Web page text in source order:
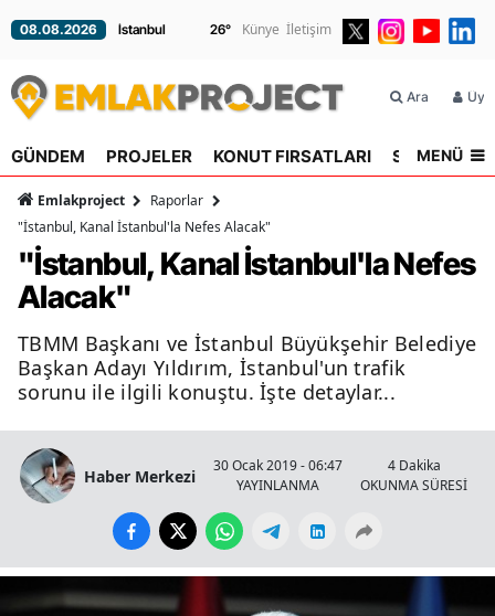
08.08.2026 26° Künye İletişim
Ara
GÜNDEM PROJELER KONUT FIRSATLARI SEKTÖR
MENÜ
Emlakproject
Raporlar
"İstanbul, Kanal İstanbul'la Nefes Alacak"
"İstanbul, Kanal İstanbul'la Nefes
Alacak"
TBMM Başkanı ve İstanbul Büyükşehir Belediye
Başkan Adayı Yıldırım, İstanbul'un trafik
sorunu ile ilgili konuştu. İşte detaylar...
Haber Merkezi
30 Ocak 2019 - 06:47
YAYINLANMA
4 Dakika
OKUNMA SÜRESİ